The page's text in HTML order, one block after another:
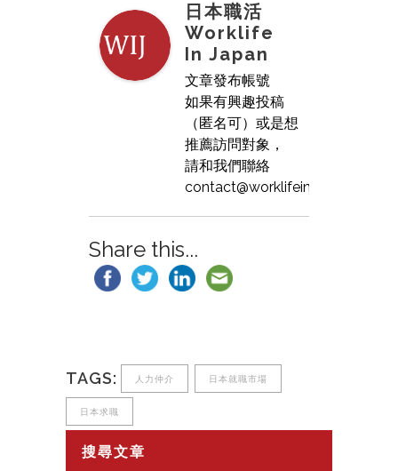
日本職活
Worklife
In Japan
文章發布帳號
如果有興趣投稿
（匿名可）或是想
推薦訪問對象，
請和我們聯絡
contact@worklifeinjapan.net
Share this...
TAGS: 人力仲介 日本就職市場
日本求職
搜尋文章